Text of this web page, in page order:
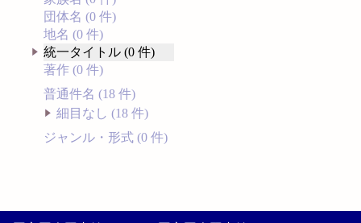
団体名 (0 件)
地名 (0 件)
統一タイトル (0 件)
著作 (0 件)
普通件名 (18 件)
細目なし (18 件)
ジャンル・形式 (0 件)